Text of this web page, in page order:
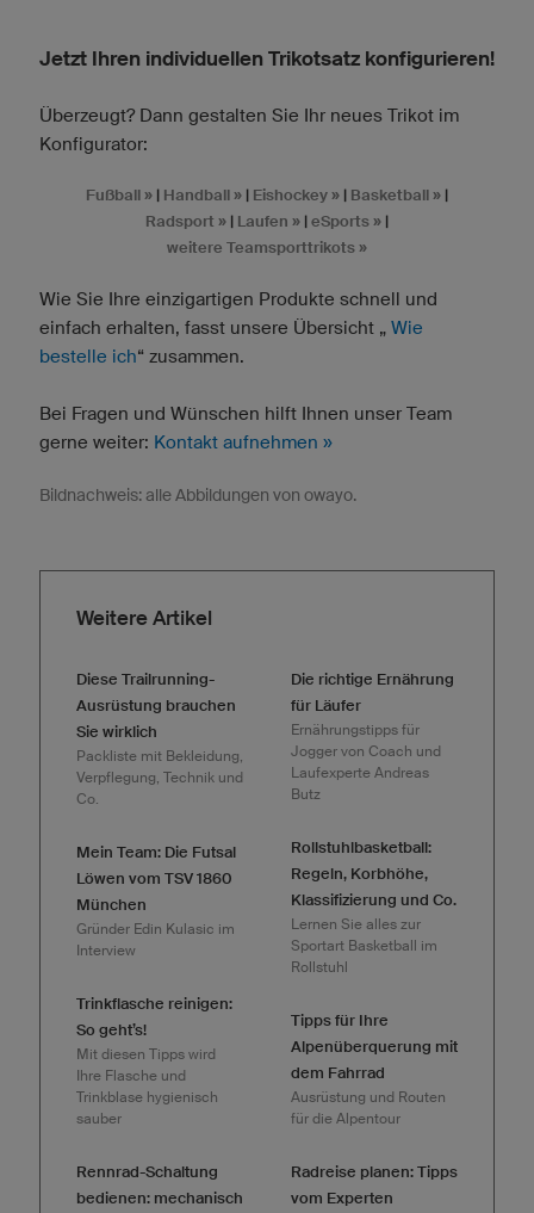
Jetzt Ihren individuellen Trikotsatz konfigurieren!
Überzeugt? Dann gestalten Sie Ihr neues Trikot im
Konfigurator:
Fußball » | Handball » | Eishockey » | Basketball » |
Radsport » | Laufen » | eSports » |
weitere Teamsporttrikots »
Wie Sie Ihre einzigartigen Produkte schnell und
einfach erhalten, fasst unsere Übersicht „ Wie
bestelle ich“ zusammen.
Bei Fragen und Wünschen hilft Ihnen unser Team
gerne weiter: Kontakt aufnehmen »
Bildnachweis: alle Abbildungen von owayo.
Weitere Artikel
Diese Trailrunning-
Ausrüstung brauchen
Sie wirklich
Packliste mit Bekleidung,
Verpflegung, Technik und
Co.
Mein Team: Die Futsal
Löwen vom TSV 1860
München
Gründer Edin Kulasic im
Interview
Trinkflasche reinigen:
So geht’s!
Mit diesen Tipps wird
Ihre Flasche und
Trinkblase hygienisch
sauber
Rennrad-Schaltung
bedienen: mechanisch
Die richtige Ernährung
für Läufer
Ernährungstipps für
Jogger von Coach und
Laufexperte Andreas
Butz
Rollstuhlbasketball:
Regeln, Korbhöhe,
Klassifizierung und Co.
Lernen Sie alles zur
Sportart Basketball im
Rollstuhl
Tipps für Ihre
Alpenüberquerung mit
dem Fahrrad
Ausrüstung und Routen
für die Alpentour
Radreise planen: Tipps
vom Experten